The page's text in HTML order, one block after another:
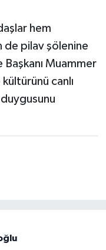
hem
de pilav şölenine
Muammer
canlı